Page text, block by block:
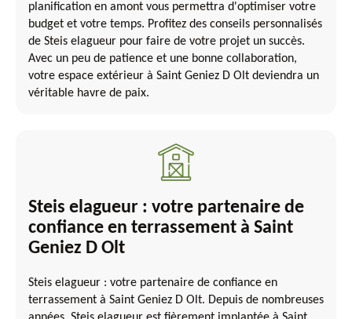
planification en amont vous permettra d'optimiser votre
budget et votre temps. Profitez des conseils personnalisés
de Steis elagueur pour faire de votre projet un succès.
Avec un peu de patience et une bonne collaboration,
votre espace extérieur à Saint Geniez D Olt deviendra un
véritable havre de paix.
Steis elagueur : votre partenaire de
confiance en terrassement à Saint
Geniez D Olt
Steis elagueur : votre partenaire de confiance en
terrassement à Saint Geniez D Olt. Depuis de nombreuses